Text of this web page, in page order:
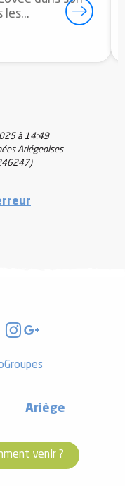
les...
à 14:49
Ariégeoises
)
Groupes
Ariège
venir ?